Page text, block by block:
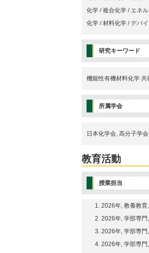
化学 / 複合化学 / エネ
化学 / 材料化学 / デバ
研究キーワード
機能性有機材料化学
所属学会
日本化学会, 高分子学
教育活動
授業担当
2026年, 教養教育
2026年, 学部専門
2026年, 学部専門
2026年, 学部専門